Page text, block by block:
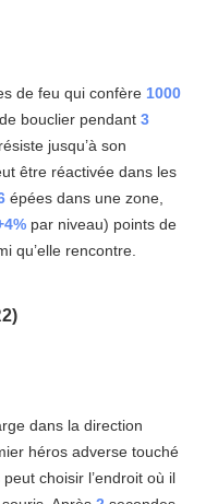
de feu qui confère 1000
bouclier pendant3
jusqu’à son
être réactivée dans les
épées dans une zone,
par niveau) points de
qu’elle rencontre.
dans la direction
héros adverse touché
choisir l’endroit où il